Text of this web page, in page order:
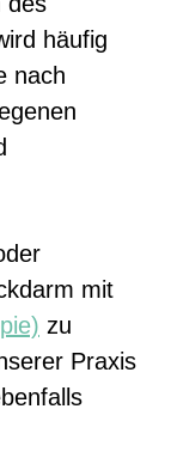
häufig
nach
mit
zu
Praxis